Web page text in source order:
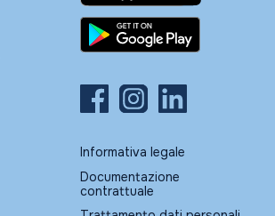
Informativa legale
Documentazione
contrattuale